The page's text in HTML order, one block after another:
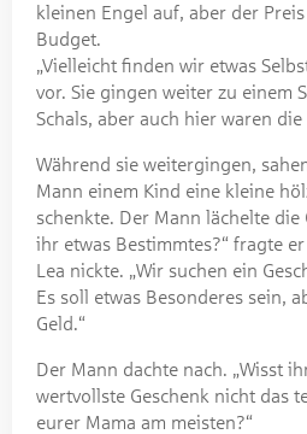
kleinen Engel auf, aber der
Budget.
„Vielleicht finden wir etwas
vor. Sie gingen weiter zu einem
Schals, aber auch hier waren die
Während sie weitergingen,
Mann einem Kind eine kleine
schenkte. Der Mann lächelte die
ihr etwas Bestimmtes?“ fragte
Lea nickte. „Wir suchen ein
Es soll etwas Besonderes sein,
Geld.“
Der Mann dachte nach. „Wisst
wertvollste Geschenk nicht das
eurer Mama am meisten?“